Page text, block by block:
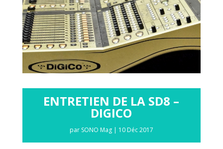
ENTRETIEN DE LA SD8 –
DIGICO
par SONO Mag| 10 Déc 2017